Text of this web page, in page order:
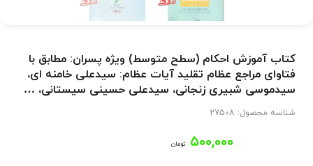
کتاب آموزش احکام (سطح متوسط) ویژه پسران: مطابق با
فتاوای مراجع عظام تقلید آیات عظام: سیدعلی خامنه ای،
سیدموسی شبیری زنجانی، سیدعلی حسینی سیستانی، …
شناسه محصول: 27508
۵۰۰,۰۰۰ تومان